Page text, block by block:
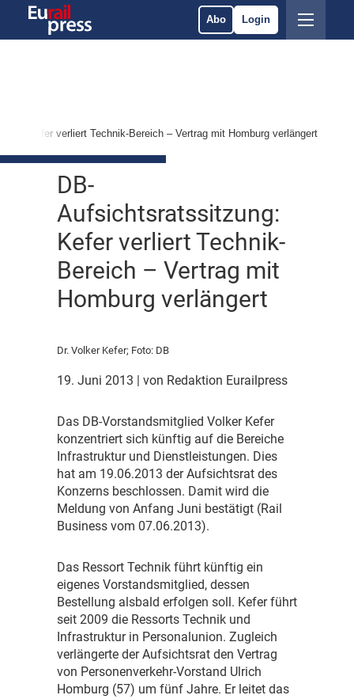
Abo Login
Kefer verliert Technik-Bereich – Vertrag mit Homburg verlängert
DB-
Aufsichtsratssitzung:
Kefer verliert Technik-
Bereich – Vertrag mit
Homburg verlängert
Dr. Volker Kefer; Foto: DB
19. Juni 2013 | von Redaktion Eurailpress
Das DB-Vorstandsmitglied Volker Kefer
konzentriert sich künftig auf die Bereiche
Infrastruktur und Dienstleistungen. Dies
hat am 19.06.2013 der Aufsichtsrat des
Konzerns beschlossen. Damit wird die
Meldung von Anfang Juni bestätigt (Rail
Business vom 07.06.2013).
Das Ressort Technik führt künftig ein
eigenes Vorstandsmitglied, dessen
Bestellung alsbald erfolgen soll. Kefer führt
seit 2009 die Ressorts Technik und
Infrastruktur in Personalunion. Zugleich
verlängerte der Aufsichtsrat den Vertrag
von Personenverkehr-Vorstand Ulrich
Homburg (57) um fünf Jahre. Er leitet das